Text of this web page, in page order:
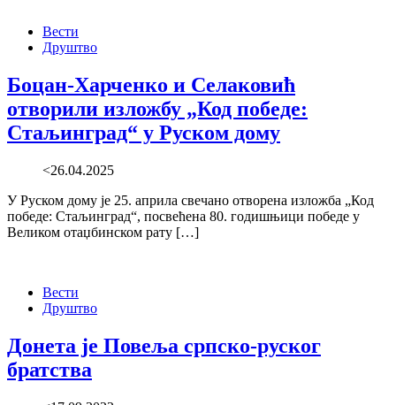
Вести
Друштво
Боцан-Харченко и Селаковић
отворили изложбу „Код победе:
Стаљинград“ у Руском дому
<26.04.2025
У Руском дому је 25. априла свечано отворена изложба „Код
победе: Стаљинград“, посвећена 80. годишњици победе у
Великом отаџбинском рату […]
Вести
Друштво
Донета је Повеља српско-руског
братства